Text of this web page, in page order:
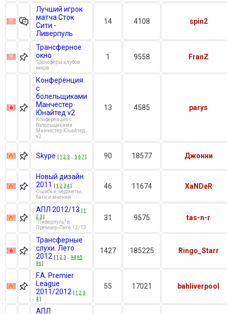
Лучший игрок
матча Сток
Сити -
Ливерпуль
14 4108 spin2
Трансферное
окно
Трансферы клубов
мира
1 9558 FranZ
Конференция
с
болельщиками
Манчестер
Юнайтед v2
Конференция с
болельщиками
Манчестер Юнайтед
v2
13 4585 parys
Skype [1 2 3 …5 6 7] 90 18577 Джонни
Новый дизайн
2011
[1 2 3 4]
Ошибки, недочеты,
баги и мнения
46 11674 XaNDeR
АПЛ 2012/13 [1
2 3]
"Ливерпуль" в
Премьер-Лиге 12/13
31 9575 tas-n-r
Трансферные
слухи. Лето
2012 [1 2 3 …94 95
96]
1427 185225 Ringo_Starr
F.A. Premier
League
2011/2012 [1 2 3
4]
55 17021 bahliverpool
АПЛ